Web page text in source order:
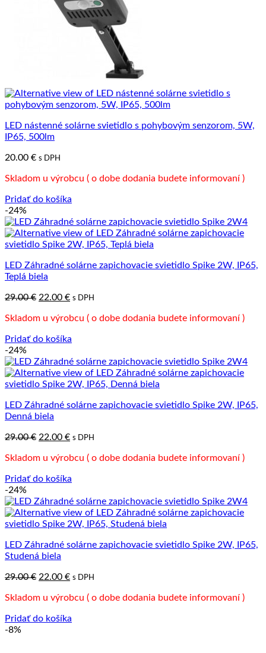
LED nástenné solárne svietidlo s pohybovým senzorom, 5W,
IP65, 500lm
20.00 € s DPH
Skladom u výrobcu ( o dobe dodania budete informovaní )
Pridať do košíka
-24%
LED Záhradné solárne zapichovacie svietidlo Spike 2W, IP65,
Teplá biela
29.00€ Pôvodná
bola:
22.00 €Aktuálna
je:
s DPH
Skladom u výrobcu ( o dobe dodania budete informovaní )
Pridať do košíka
-24%
LED Záhradné solárne zapichovacie svietidlo Spike 2W, IP65,
Denná biela
29.00€ Pôvodná
bola:
22.00 €Aktuálna
je:
s DPH
Skladom u výrobcu ( o dobe dodania budete informovaní )
Pridať do košíka
-24%
LED Záhradné solárne zapichovacie svietidlo Spike 2W, IP65,
Studená biela
29.00€ Pôvodná
bola:
22.00 €Aktuálna
je:
s DPH
Skladom u výrobcu ( o dobe dodania budete informovaní )
Pridať do košíka
-8%